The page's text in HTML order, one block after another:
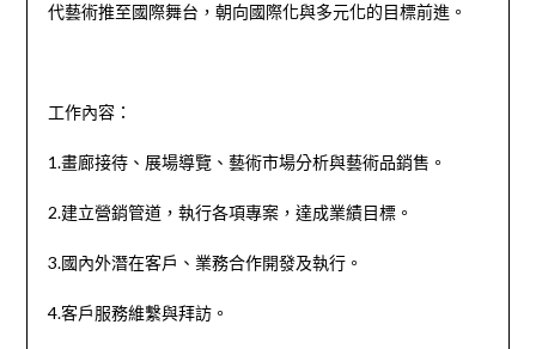
代藝術推至國際舞台，朝向國際化與多元化的目標前進。
工作內容：
1.畫廊接待、展場導覽、藝術市場分析與藝術品銷售。
2.建立營銷管道，執行各項專案，達成業績目標。
3.國內外潛在客戶、業務合作開發及執行。
4.客戶服務維繫與拜訪。